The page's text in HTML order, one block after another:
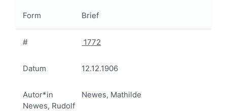
Form Brief
# 1772
Datum 12.12.1906
Autor*in
Newes, Mathilde
Newes, Rudolf